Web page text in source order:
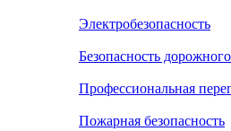
Электробезопасность
Безопасность
Профессиональная
Пожарная безопасность